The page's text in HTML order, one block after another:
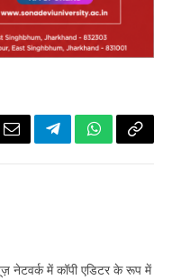
EmailTelegramWhatsApp
Copy
नेटवर्क में कॉपी एडिटर के रूप में